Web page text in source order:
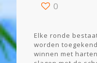
0
Elke ronde
worden
winnen met